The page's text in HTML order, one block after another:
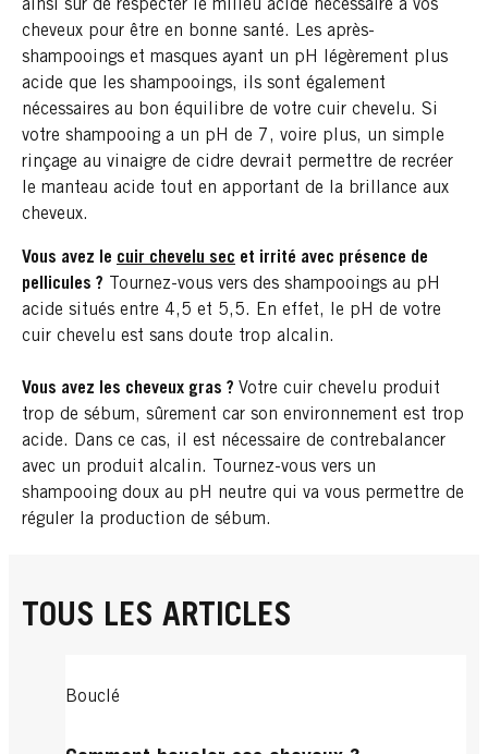
ainsi sûr de respecter le milieu acide nécessaire à vos
cheveux pour être en bonne santé. Les après-
shampooings et masques ayant un pH légèrement plus
acide que les shampooings, ils sont également
nécessaires au bon équilibre de votre cuir chevelu. Si
votre shampooing a un pH de 7, voire plus, un simple
rinçage au vinaigre de cidre devrait permettre de recréer
le manteau acide tout en apportant de la brillance aux
cheveux.
Vous avez le cuir chevelu sec et irrité avec présence de
pellicules ? Tournez-vous vers des shampooings au pH
acide situés entre 4,5 et 5,5. En effet, le pH de votre
cuir chevelu est sans doute trop alcalin.
Vous avez les cheveux gras ? Votre cuir chevelu produit
trop de sébum, sûrement car son environnement est trop
acide. Dans ce cas, il est nécessaire de contrebalancer
avec un produit alcalin. Tournez-vous vers un
shampooing doux au pH neutre qui va vous permettre de
réguler la production de sébum.
TOUS LES ARTICLES
Bouclé